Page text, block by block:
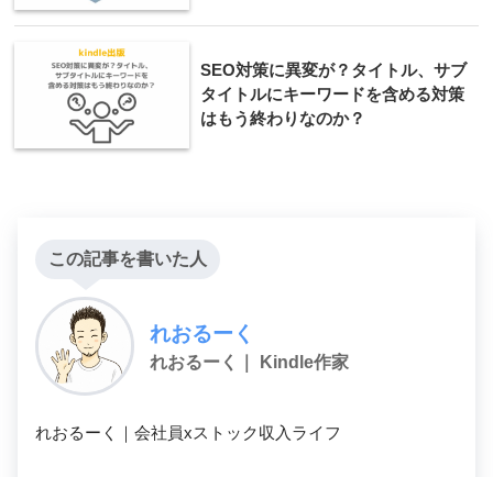
SEO対策に異変が？タイトル、サブ
タイトルにキーワードを含める対策
はもう終わりなのか？
この記事を書いた人
れおるーく
れおるーく｜ Kindle作家
れおるーく｜会社員xストック収入ライフ